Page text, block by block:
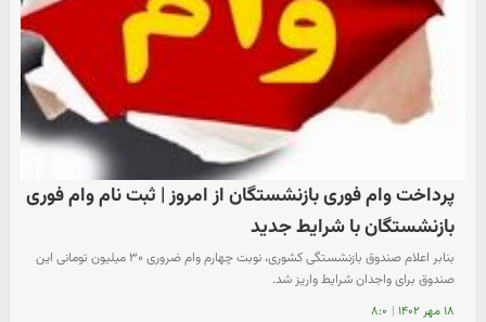
پرداخت وام فوری بازنشستگان از امروز | ثبت نام وام فوری
بازنشستگان با شرایط جدید
بنابر اعلام صندوق بازنشستگی کشوری، نوبت چهارم وام ضروری ۳۰ میلیون تومانی این
صندوق برای واجدان شرایط واریز شد.
۱۸ مهر ۱۴۰۲ | ۸:۰